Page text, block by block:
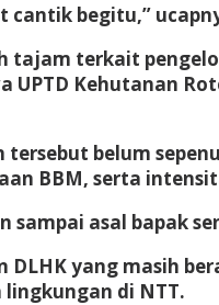
cantik begitu,”
terkait
Kehutanan
belum
BBM, serta
asal bapak
yang masih
di NTT.